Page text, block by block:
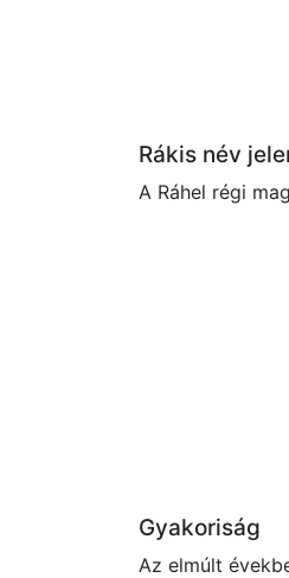
Rákis név
A Ráhel régi
Gyakoriság
Az elmúlt